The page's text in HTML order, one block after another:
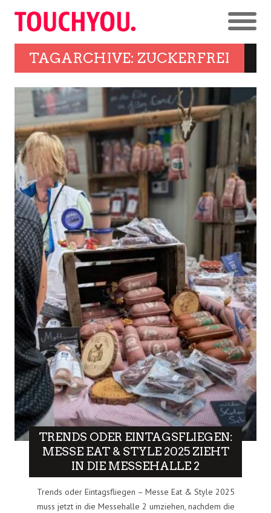
TAGARCHIVE: ZUCKERFREI
TRENDS ODER EINTAGSFLIEGEN:
MESSE EAT & STYLE 2025 ZIEHT
IN DIE MESSEHALLE 2
Trends oder Eintagsfliegen – Messe Eat & Style 2025
muss jetzt in die Messehalle 2 umziehen, nachdem die